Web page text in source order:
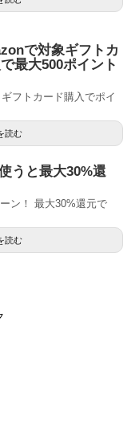
で対象ギフトカ
最大500ポイント
フトカード購入でポイ
読む
うと最大30%還
ン！ 最大30%還元で
読む